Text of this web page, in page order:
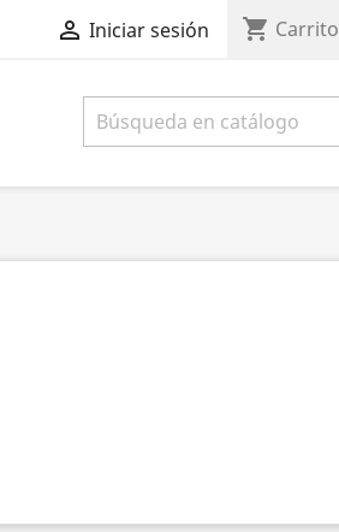
 Iniciar sesión shopping_cart Carrito